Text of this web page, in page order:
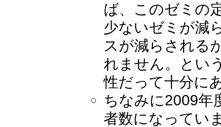
ば、このゼミの
少ないゼミが減
スが減らされる
れません。とい
性だって十分に
ちなみに2009年
者数になってい